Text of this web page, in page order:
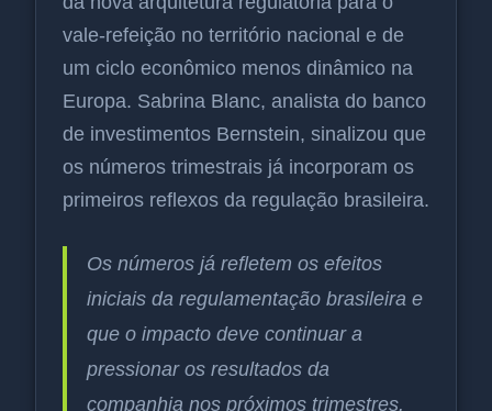
vale-refeição no território nacional e de
um ciclo econômico menos dinâmico na
Europa. Sabrina Blanc, analista do banco
de investimentos Bernstein, sinalizou que
os números trimestrais já incorporam os
primeiros reflexos da regulação brasileira.
Os números já refletem os efeitos
iniciais da regulamentação brasileira e
que o impacto deve continuar a
pressionar os resultados da
companhia nos próximos trimestres.